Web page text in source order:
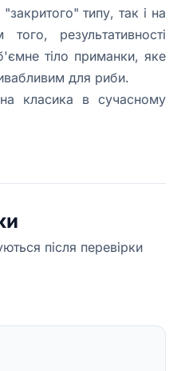
типу, так і на
результативності
тіло приманки, яке
для риби.
класика в сучасному
після перевірки